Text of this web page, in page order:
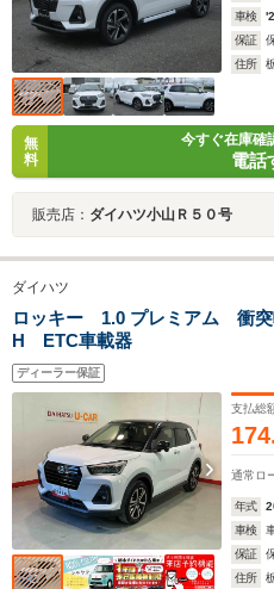
車検
保証
住所
無
料
今すぐ在庫確
電話
販売店： ダイハツ小山Ｒ５０号
ダイハツ
ロッキー 1.0 プレミアム 衝
H ETC車載器
ディーラー保証
支払総
通常ロ
年式
車検
保証
住所